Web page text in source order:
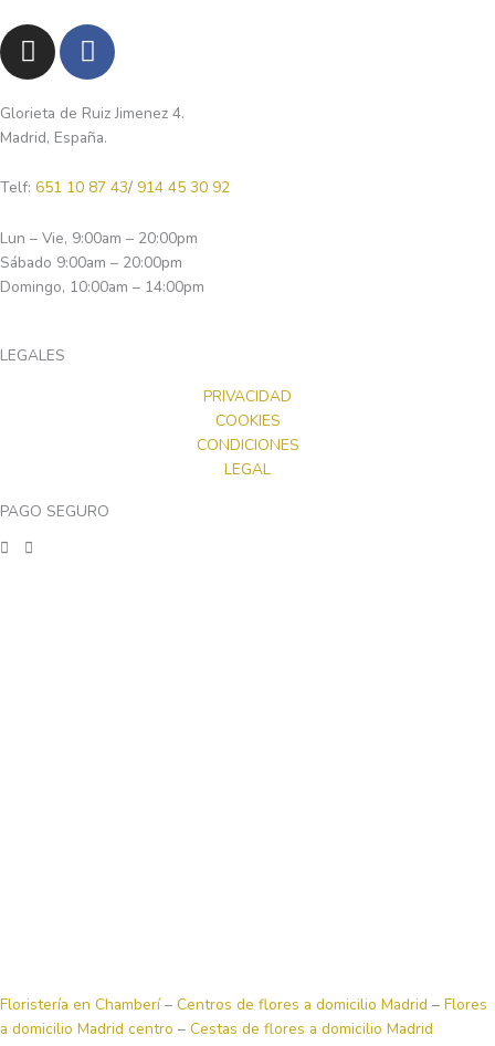
I
n
s
t
a
g
r
a
m
F
a
c
e
b
o
o
k
-
f
Glorieta de Ruiz Jimenez 4.
Madrid, España.
Telf: 651 10 87 43/ 914 45 30 92
Lun – Vie, 9:00am – 20:00pm
Sábado 9:00am – 20:00pm
Domingo, 10:00am – 14:00pm
LEGALES
PRIVACIDAD
COOKIES
CONDICIONES
LEGAL
PAGO SEGURO
Floristería en Chamberí– Centros de flores a domicilio Madrid – Flores
a domicilio Madrid centro – Cestas de flores a domicilio Madrid